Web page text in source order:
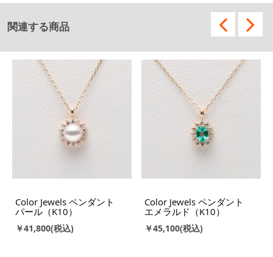
関連する商品
Color Jewels ペンダント
パール（K10）
￥41,800
Color Jewels ペンダント
エメラルド（K10）
￥45,100